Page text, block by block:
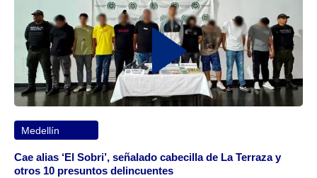
Medellín
Cae alias ‘El Sobri’, señalado cabecilla de La Terraza y
otros 10 presuntos delincuentes